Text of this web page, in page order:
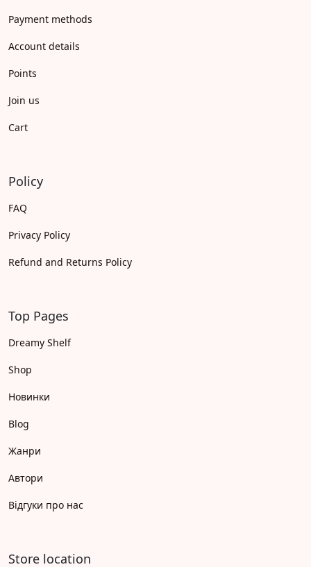
Payment methods
Account details
Points
Join us
Cart
Policy
FAQ
Privacy Policy
Refund and Returns Policy
Top Pages
Dreamy Shelf
Shop
Новинки
Blog
Жанри
Автори
Відгуки про нас
Store location